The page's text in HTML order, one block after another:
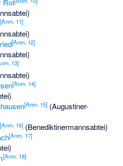
Rot
[Anm. 11]
[Anm. 12]
13]
[Anm. 14]
[Anm. 15](Augustiner-
[Anm. 16](Benediktinermannsabtei)
[Anm. 17]
[Anm. 18]